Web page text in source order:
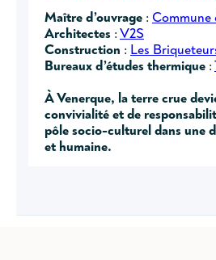
Maître d’ouvrage : Commune
Architectes :V2S
Construction : Les
Bureaux d’études thermique :
À Venerque, la terre crue
convivialité et de
pôle socio-culturel dans une
et humaine.